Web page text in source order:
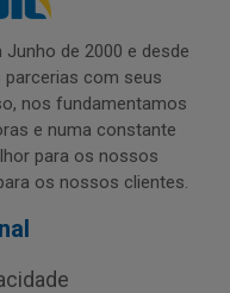
de 2000 e desde
com seus
nos fundamentamos
e numa constante
para os nossos
os nossos clientes.